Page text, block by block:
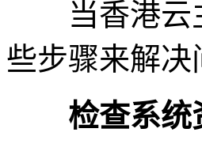
当香港云主
些步骤来解决
检查系统